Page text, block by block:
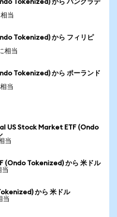
Tokenized) から バングラデ
当
Tokenized) から フィリピ
相当
Tokenized) から ポーランド
当
US Stock Market ETF (Ondo
当
(Ondo Tokenized) から 米ドル
当
から 米ドル
当